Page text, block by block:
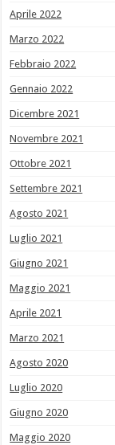
Aprile 2022
Marzo 2022
Febbraio 2022
Gennaio 2022
Dicembre 2021
Novembre 2021
Ottobre 2021
Settembre 2021
Agosto 2021
Luglio 2021
Giugno 2021
Maggio 2021
Aprile 2021
Marzo 2021
Agosto 2020
Luglio 2020
Giugno 2020
Maggio 2020